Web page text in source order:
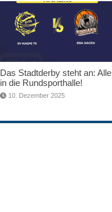
Das Stadtderby steht an: Alle
in die Rundsporthalle!
10. Dezember 2025